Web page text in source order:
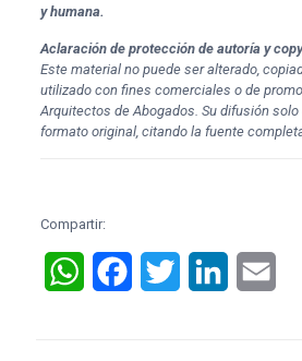
y humana.
Aclaración de protección de autoría y
Este material no puede ser alterado,
utilizado con fines comerciales o de
Arquitectos de Abogados. Su difusión
formato original, citando la fuente
Compartir:
WhatsAppFacebookTwitter LinkedIn